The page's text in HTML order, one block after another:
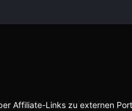
Affiliate-Links zu externen